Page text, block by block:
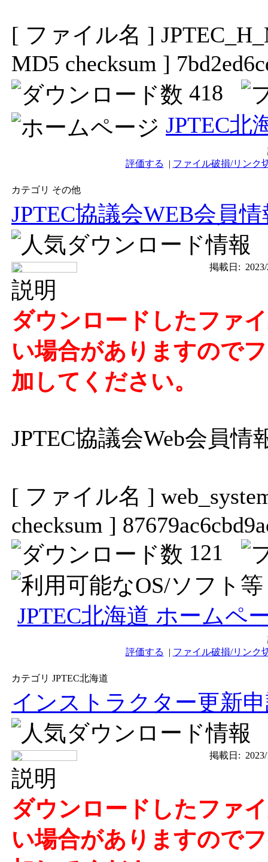
[ ファイル名 ]
MD5 checksum ]
418
JPTEC北
評価する | ファイル破損/リンク
カテゴリ その他
JPTEC協議会WEB会員
掲載日:
説明
ダウンロードしたファ
い場合がありますので
加してください。
JPTEC協議会Web会員
[ ファイル名 ]
checksum ]
121
JPTEC北海道 ホームペ
評価する | ファイル破損/リンク
カテゴリ JPTEC北海道
インストラクター更新
掲載日:
説明
ダウンロードしたファ
い場合がありますので